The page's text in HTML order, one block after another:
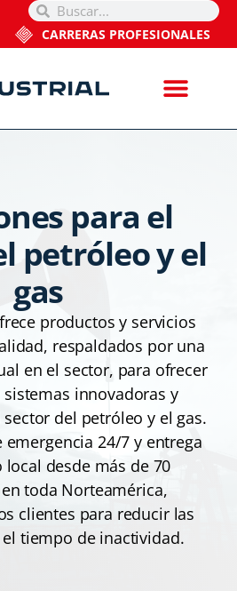
CARRERAS PROFESIONALES
para el
petróleo y el
gas
productos y servicios
respaldados por una
en el sector, para ofrecer
innovadoras y
del petróleo y el gas.
emergencia 24/7 y entrega
desde más de 70
toda Norteamérica,
clientes para reducir las
tiempo de inactividad.